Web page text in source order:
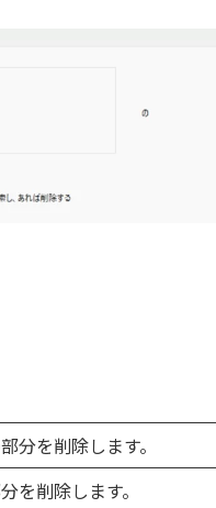
分を削除します。
を削除します。